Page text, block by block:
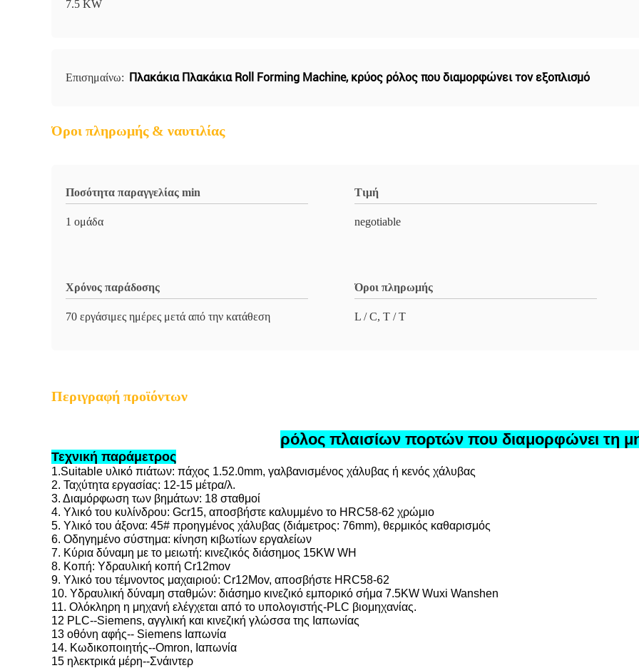
7.5 KW
Επισημαίνω: Πλακάκια Πλακάκια Roll Forming Machine, κρύος ρόλος που διαμορφώνει τον εξοπλισμό
Όροι πληρωμής & ναυτιλίας
Ποσότητα παραγγελίας min
1 ομάδα
Τιμή
negotiable
Χρόνος παράδοσης
70 εργάσιμες ημέρες μετά από την κατάθεση
Όροι πληρωμής
L / C, T / T
Περιγραφή προϊόντων
ρόλος πλαισίων πορτών που διαμορφώνει τη
Τεχνική παράμετρος
1.Suitable υλικό πιάτων: πάχος 1.52.0mm, γαλβανισμένος χάλυβας ή κενός χάλυβας
2. Ταχύτητα εργασίας: 12-15 μέτρα/λ.
3. Διαμόρφωση των βημάτων: 18 σταθμοί
4. Υλικό του κυλίνδρου: Gcr15, αποσβήστε καλυμμένο το HRC58-62 χρώμιο
5. Υλικό του άξονα: 45# προηγμένος χάλυβας (διάμετρος: 76mm), θερμικός καθαρισμός
6. Οδηγημένο σύστημα: κίνηση κιβωτίων εργαλείων
7. Κύρια δύναμη με το μειωτή: κινεζικός διάσημος 15KW WH
8. Κοπή: Υδραυλική κοπή Cr12mov
9. Υλικό του τέμνοντος μαχαιριού: Cr12Mov, αποσβήστε HRC58-62
10. Υδραυλική δύναμη σταθμών: διάσημο κινεζικό εμπορικό σήμα 7.5KW Wuxi Wanshen
11. Ολόκληρη η μηχανή ελέγχεται από το υπολογιστής-PLC βιομηχανίας.
12 PLC--Siemens, αγγλική και κινεζική γλώσσα της Ιαπωνίας
13 οθόνη αφής-- Siemens Ιαπωνία
14. Κωδικοποιητής--Omron, Ιαπωνία
15 ηλεκτρικά μέρη--Σνάιντερ